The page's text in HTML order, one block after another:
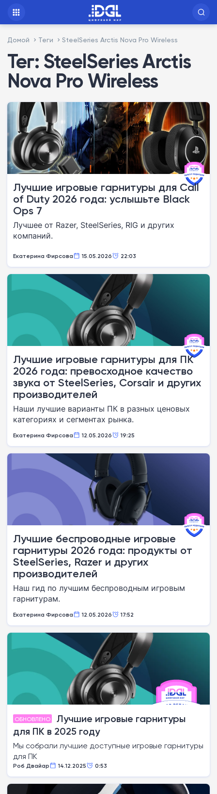
Домой Теги SteelSeries Arctis Nova Pro Wireless
Тег: SteelSeries Arctis
Nova Pro Wireless
Лучшие игровые гарнитуры для Call
of Duty 2026 года: услышьте Black
Ops 7
Лучшее от Razer, SteelSeries, RIG и других
компаний.
Екатерина Фирсова 15.05.2026 22:03
Лучшие игровые гарнитуры для ПК
2026 года: превосходное качество
звука от SteelSeries, Corsair и других
производителей
Наши лучшие варианты ПК в разных ценовых
категориях и сегментах рынка.
Екатерина Фирсова 12.05.2026 19:25
Лучшие беспроводные игровые
гарнитуры 2026 года: продукты от
SteelSeries, Razer и других
производителей
Наш гид по лучшим беспроводным игровым
гарнитурам.
Екатерина Фирсова 12.05.2026 17:52
ОБНОВЛЕНО
Лучшие игровые гарнитуры
для ПК в 2025 году
Мы собрали лучшие доступные игровые гарнитуры
для ПК
Роб Двайар 14.12.2025 0:53